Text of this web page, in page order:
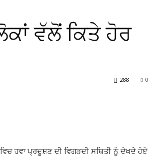
ਵੱਲੋਂ ਕਿਤੇ ਹੋਰ
0
288
ਹਵਾ ਪ੍ਰਦੂਸ਼ਣ ਦੀ ਵਿਗੜਦੀ ਸਥਿਤੀ ਨੂੰ ਦੇਖਦੇ ਹੋਏ